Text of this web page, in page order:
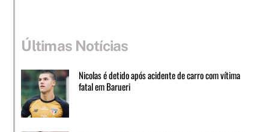
Últimas Notícias
Nicolas é detido após acidente de carro com vítima
fatal em Barueri